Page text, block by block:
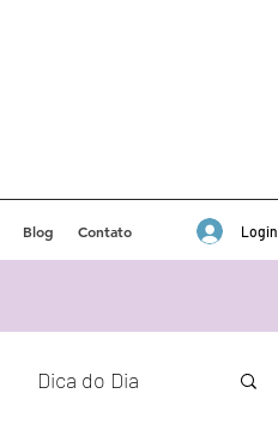
Blog Contato Login
Dica do Dia